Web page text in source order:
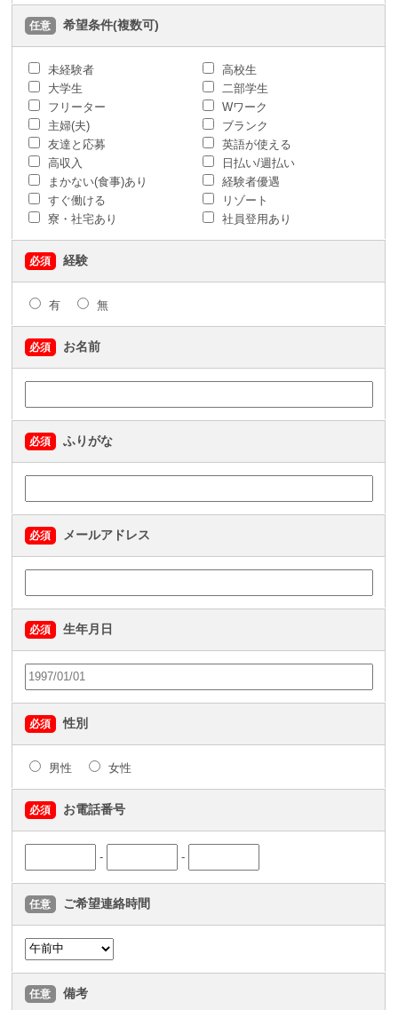
任意 希望条件(複数可)
未経験者
高校生
大学生
二部学生
フリーター
Wワーク
主婦(夫)
ブランク
友達と応募
英語が使える
高収入
日払い/週払い
まかない(食事)あり
経験者優遇
すぐ働ける
リゾート
寮・社宅あり
社員登用あり
必須 経験
有 無
必須 お名前
必須 ふりがな
必須 メールアドレス
必須 生年月日
必須 性別
男性 女性
必須 お電話番号
- -
任意 ご希望連絡時間
任意 備考